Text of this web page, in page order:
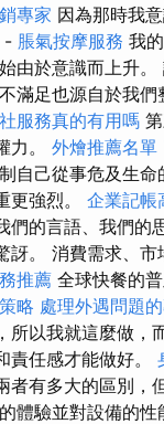
專家 因為那時我
- 脹氣按摩服務 我
由於意識而上升
滿足也源自於我
服務真的有用嗎
力。 外燴推薦名單
自己從事危及生
更強烈。 企業記帳
們的言語、我們的
訝。 消費需求、
推薦 全球快餐的
略 處理外遇問題
以我就這麼做，
責任感才能做好。
者有多大的區別，
體驗並對設備的性